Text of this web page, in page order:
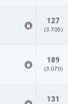
127
(3,705)
189
(3,070)
131